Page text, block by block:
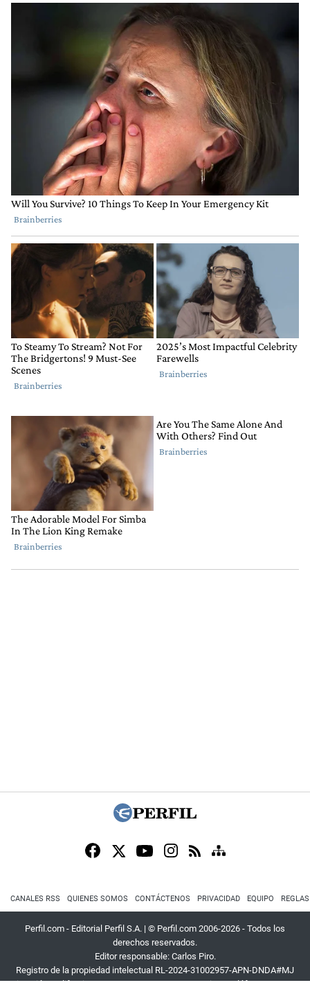
CANALES RSS QUIENES SOMOS CONTÁCTENOS PRIVACIDAD EQUIPO
Perfil.com - Editorial Perfil S.A. | © Perfil.com 2006-2026 - Todos los
derechos reservados.
Editor responsable: Carlos Piro.
Registro de la propiedad intelectual RL-2024-31002957-APN-DNDA#MJ